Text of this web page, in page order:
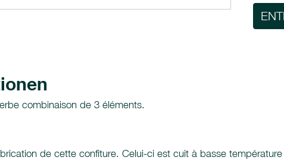
combinaison de 3 éléments.
de cette confiture. Celui-ci est cuit à basse